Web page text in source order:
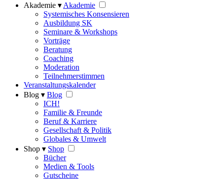
Akademie ▾ Akademie
Systemisches Konsensieren
Ausbildung SK
Seminare & Workshops
Vorträge
Beratung
Coaching
Moderation
Teilnehmerstimmen
Veranstaltungskalender
Blog ▾ Blog
ICH!
Familie & Freunde
Beruf & Karriere
Gesellschaft & Politik
Globales & Umwelt
Shop ▾ Shop
Bücher
Medien & Tools
Gutscheine